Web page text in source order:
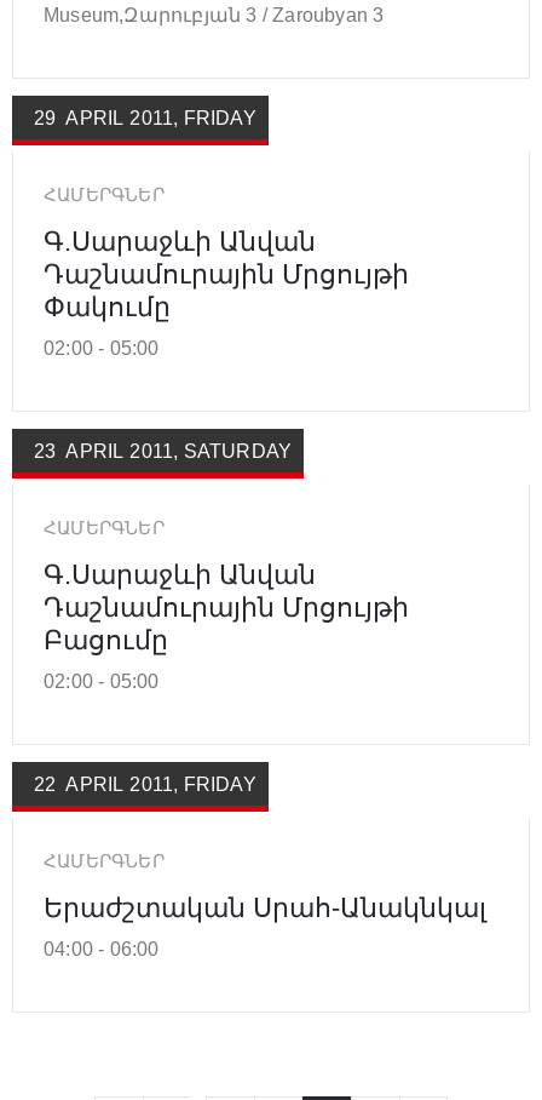
Museum,Զարուբյան 3 / Zaroubyan 3
29 APRIL 2011, FRIDAY
ՀԱՄԵՐԳՆԵՐ
Գ.Սարաջևի Անվան
Դաշնամուրային Մրցույթի
Փակումը
02:00 - 05:00
23 APRIL 2011, SATURDAY
ՀԱՄԵՐԳՆԵՐ
Գ.Սարաջևի Անվան
Դաշնամուրային Մրցույթի
Բացումը
02:00 - 05:00
22 APRIL 2011, FRIDAY
ՀԱՄԵՐԳՆԵՐ
Երաժշտական Սրահ-Անակնկալ
04:00 - 06:00